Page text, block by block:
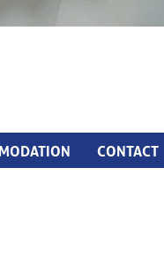
CONTACT